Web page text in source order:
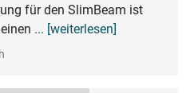
für den SlimBeam ist
... [weiterlesen]